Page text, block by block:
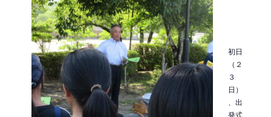
初日
（２
３
日）
、出
発式